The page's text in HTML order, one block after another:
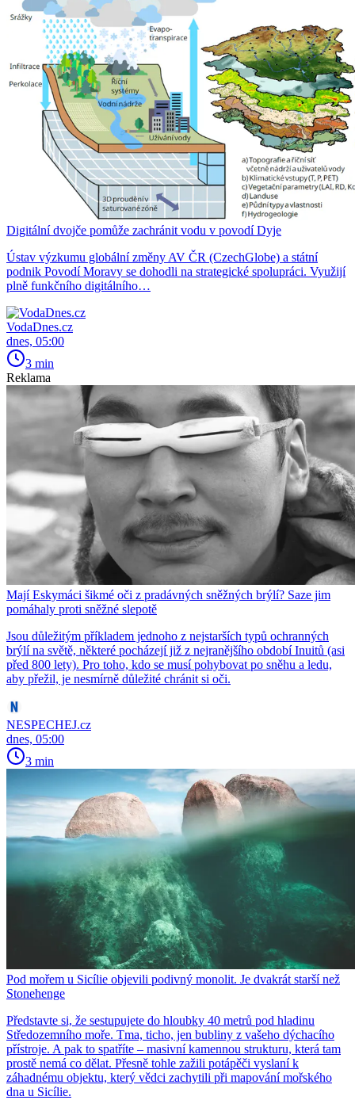
Digitální dvojče pomůže zachránit vodu v povodí Dyje
Ústav výzkumu globální změny AV ČR (CzechGlobe) a státní
podnik Povodí Moravy se dohodli na strategické spolupráci. Využijí
plně funkčního digitálního…
VodaDnes.cz
dnes, 05:00
3 min
Reklama
Mají Eskymáci šikmé oči z pradávných sněžných brýlí? Saze jim
pomáhaly proti sněžné slepotě
Jsou důležitým příkladem jednoho z nejstarších typů ochranných
brýlí na světě, některé pocházejí již z nejranějšího období Inuitů (asi
před 800 lety). Pro toho, kdo se musí pohybovat po sněhu a ledu,
aby přežil, je nesmírně důležité chránit si oči.
NESPECHEJ.cz
dnes, 05:00
3 min
Pod mořem u Sicílie objevili podivný monolit. Je dvakrát starší než
Stonehenge
Představte si, že sestupujete do hloubky 40 metrů pod hladinu
Středozemního moře. Tma, ticho, jen bubliny z vašeho dýchacího
přístroje. A pak to spatříte – masivní kamennou strukturu, která tam
prostě nemá co dělat. Přesně tohle zažili potápěči vyslaní k
záhadnému objektu, který vědci zachytili při mapování mořského
dna u Sicílie.